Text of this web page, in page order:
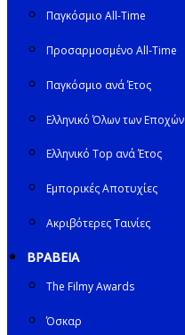
Παγκόσμιο All-Time
Προσαρμοσμένο All-Time
Παγκόσμιο ανά Έτος
Ελληνικό Όλων των Εποχών
Ελληνικό Top ανά Έτος
Εμπορικές Αποτυχίες
Ακριβότερες Ταινίες
ΒΡΑΒΕΙΑ
The Filmy Awards
Όσκαρ